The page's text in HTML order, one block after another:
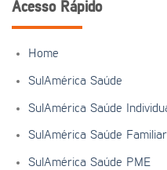
Acesso Rápido
Home
SulAmérica Saúde
SulAmérica Saúde
SulAmérica Saúde Familiar
SulAmérica Saúde PME